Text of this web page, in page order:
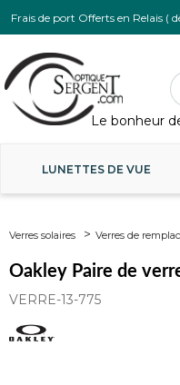
Frais de port Offerts en Relais (
LUNETTES DE VUE
Verres solaires Verres de
Oakley Paire de
VERRE-13-775